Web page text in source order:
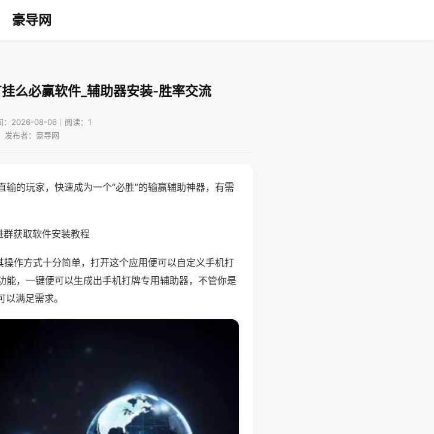
豪导网
么必赢软件_辅助器安装-胜率交流
：2026-08-06｜阅读：1
发布者：豪导网
的玩家，快速成为一个“必胜”的输赢辅助神器，有需
获取软件安装教程
作方式十分简单，打开这个应用便可以自定义手机打
能，一键便可以生成出手机打牌专用辅助器，不管你是
满足需求。